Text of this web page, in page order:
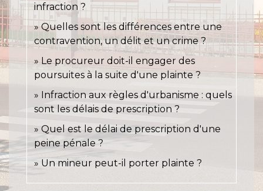
infraction ?
Quelles sont les différences entre une
contravention, un délit et un crime ?
Le procureur doit-il engager des
poursuites à la suite d'une plainte ?
Infraction aux règles d'urbanisme : quels
sont les délais de prescription ?
Quel est le délai de prescription d'une
peine pénale ?
Un mineur peut-il porter plainte ?